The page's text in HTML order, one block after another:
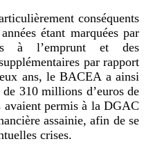
conséquents
étant marquées par
à l’emprunt et des
par rapport
ans, le BACEA a ainsi
310 millions d’euros de
avaient permis à la DGAC
assainie, afin de se
crises.